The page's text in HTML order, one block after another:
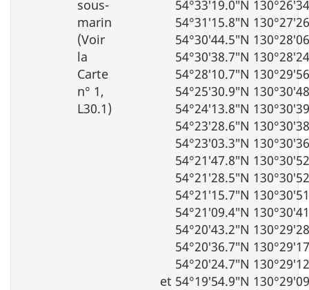
sous-
marin
(Voir
la
Carte
n° 1,
L30.1)
54°33′19.0″N
54°31′15.8″N
54°30′44.5″N
54°30′38.7″N
54°28′10.7″N
54°25′30.9″N
54°24′13.8″N
54°23′28.6″N
54°23′03.3″N
54°21′47.8″N
54°21′28.5″N
54°21′15.7″N
54°21′09.4″N
54°20′43.2″N
54°20′36.7″N
54°20′24.7″N
et 54°19′54.9″N